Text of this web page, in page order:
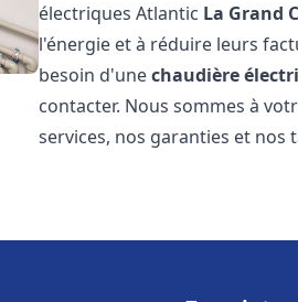
électriques Atlantic La Grand
l'énergie et à réduire leurs
besoin d'unechaudière
contacter. Nous sommes à
services, nos garanties et